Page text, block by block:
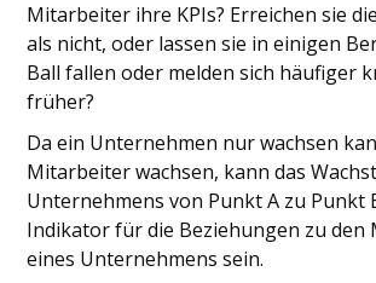
Mitarbeiter ihre KPIs? Erreichen sie
als nicht, oder lassen sie in einigen
Ball fallen oder melden sich häufiger
früher?
Da ein Unternehmen nur wachsen
Mitarbeiter wachsen, kann das
Unternehmens von Punkt A zu Punkt
Indikator für die Beziehungen zu den
eines Unternehmens sein.